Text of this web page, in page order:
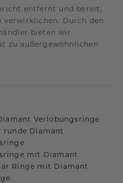
entfernt und bereit,
verwirklichen. Durch den
bieten wir
zu außergewöhnlichen
Verlobungsringe
Diamant
mit Diamant
Ringe mit Diamant